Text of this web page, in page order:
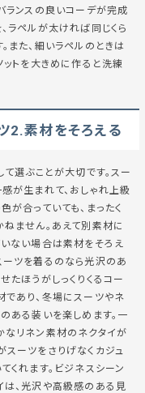
ランスの良いコーデが完成
ラペルが太ければ同じくら
また、細いラペルのときは
ットを大きめに作ると洗練
2.素材をそろえる
て選ぶことが大切です。スー
が生まれて、おしゃれ上級
が合っていても、まったく
ません。あえて別素材に
ない場合は素材をそろえ
ーツを着るのなら光沢のあ
たほうがしっくりくるコー
であり、冬場にスーツやネ
ある装いを楽しめます。一
なリネン素材のネクタイが
ーツをさりげなくカジュ
くれます。ビジネスシーン
は、光沢や高級感のある見